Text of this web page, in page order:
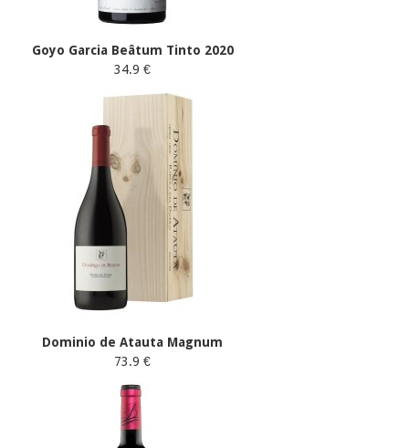
Goyo Garcia Beâtum Tinto 2020
34.9 €
Dominio de Atauta Magnum
73.9 €